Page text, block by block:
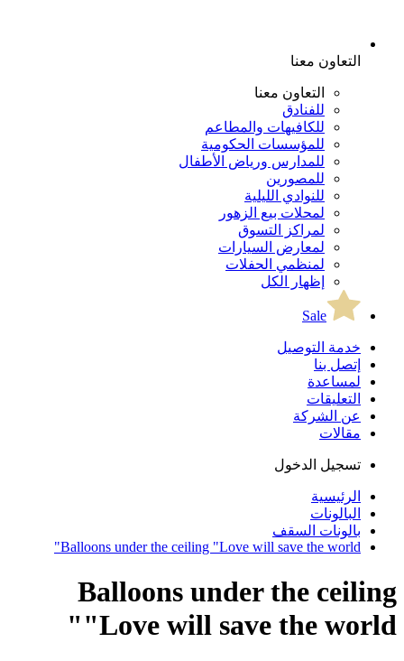
التعاون معنا
التعاون معنا
للفنادق
للكافيهات والمطاعم
للمؤسسات الحكومية
للمدارس ورياض الأطفال
للمصورين
للنوادي الليلية
لمحلات بيع الزهور
لمراكز التسوق
لمعارض السيارات
لمنظمي الحفلات
إظهار الكل
Sale
خدمة التوصيل
إتصل بنا
لمساعدة
التعليقات
عن الشركة
مقالات
تسجيل الدخول
الرئيسية
البالونات
بالونات السقف
Balloons under the ceiling "Love will save the world"
Balloons under the ceiling
"Love will save the world"